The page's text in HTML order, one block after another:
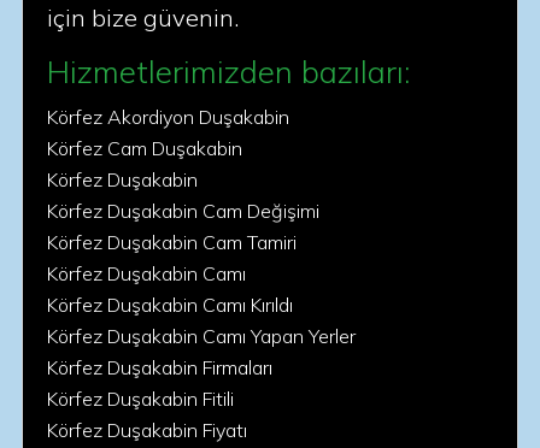
için bize güvenin.
Hizmetlerimizden bazıları:
Körfez Akordiyon Duşakabin
Körfez Cam Duşakabin
Körfez Duşakabin
Körfez Duşakabin Cam Değişimi
Körfez Duşakabin Cam Tamiri
Körfez Duşakabin Camı
Körfez Duşakabin Camı Kırıldı
Körfez Duşakabin Camı Yapan Yerler
Körfez Duşakabin Firmaları
Körfez Duşakabin Fitili
Körfez Duşakabin Fiyatı